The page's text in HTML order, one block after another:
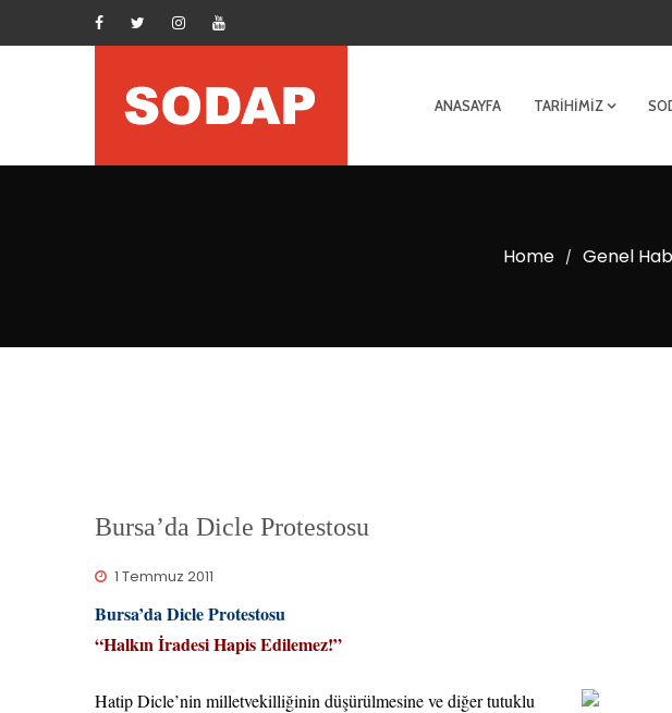
ANASAYFA TARIHIMIZ
Home / Genel
Bursa’da Dicle Protestosu
1 Temmuz 2011
Bursa’da Dicle Protestosu
“Halkın İradesi Hapis Edilemez!”
Hatip Dicle’nin milletvekilliğinin düşürülmesine ve diğer tutuklu